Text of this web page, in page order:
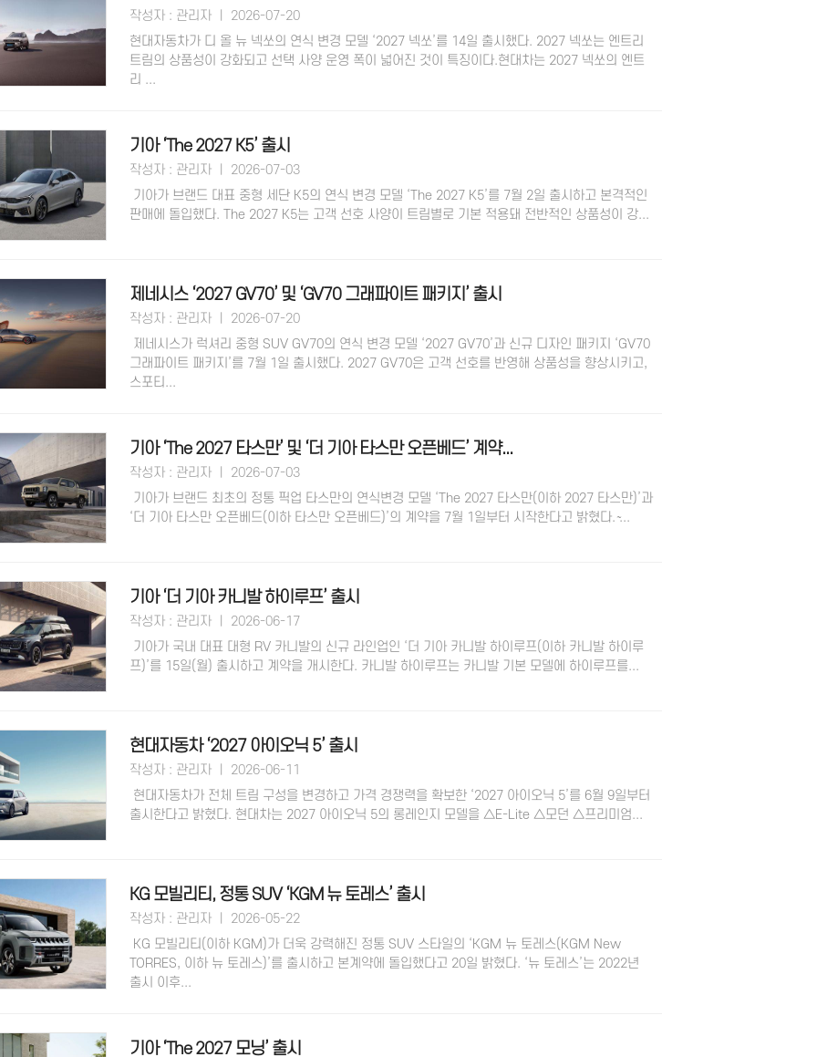
작성자 : 관리자 ㅣ 2026-07-20
현대자동차가 디 올 뉴 넥쏘의 연식 변경 모델 ‘2027 넥쏘’를 14일 출시했다. ​2027 넥쏘는 엔트리
트림의 상품성이 강화되고 선택 사양 운영 폭이 넓어진 것이 특징이다.현대차는 2027 넥쏘의 엔트
리 ...
기아 ‘The 2027 K5’ 출시
작성자 : 관리자 ㅣ 2026-07-03
기아가 브랜드 대표 중형 세단 K5의 연식 변경 모델 ‘The 2027 K5’를 7월 2일 출시하고 본격적인
판매에 돌입했다. ​The 2027 K5는 고객 선호 사양이 트림별로 기본 적용돼 전반적인 상품성이 강...
제네시스 ‘2027 GV70’ 및 ‘GV70 그래파이트 패키지’ 출시
작성자 : 관리자 ㅣ 2026-07-20
제네시스가 럭셔리 중형 SUV GV70의 연식 변경 모델 ‘2027 GV70’과 신규 디자인 패키지 ‘GV70
그래파이트 패키지’를 7월 1일 출시했다. 2027 GV70은 고객 선호를 반영해 상품성을 향상시키고,
스포티...
기아 ‘The 2027 타스만’ 및 ‘더 기아 타스만 오픈베드’ 계약...
작성자 : 관리자 ㅣ 2026-07-03
기아가 브랜드 최초의 정통 픽업 타스만의 연식변경 모델 ‘The 2027 타스만(이하 2027 타스만)’과
‘더 기아 타스만 오픈베드(이하 타스만 오픈베드)’의 계약을 7월 1일부터 시작한다고 밝혔다. ̴...
기아 ‘더 기아 카니발 하이루프’ 출시
작성자 : 관리자 ㅣ 2026-06-17
기아가 국내 대표 대형 RV 카니발의 신규 라인업인 ‘더 기아 카니발 하이루프(이하 카니발 하이루
프)’를 15일(월) 출시하고 계약을 개시한다. ​카니발 하이루프는 카니발 기본 모델에 하이루프를...
현대자동차 ‘2027 아이오닉 5’ 출시
작성자 : 관리자 ㅣ 2026-06-11
현대자동차가 전체 트림 구성을 변경하고 가격 경쟁력을 확보한 ‘2027 아이오닉 5’를 6월 9일부터
출시한다고 밝혔다. ​현대차는 2027 아이오닉 5의 롱레인지 모델을 △E-Lite △모던 △프리미엄...
KG 모빌리티, 정통 SUV ‘KGM 뉴 토레스’ 출시
작성자 : 관리자 ㅣ 2026-05-22
KG 모빌리티(이하 KGM)가 더욱 강력해진 정통 SUV 스타일의 ‘KGM 뉴 토레스(KGM New
TORRES, 이하 뉴 토레스)’를 출시하고 본계약에 돌입했다고 20일 밝혔다.​ ‘뉴 토레스’는 2022년
출시 이후...
기아 ‘The 2027 모닝’ 출시